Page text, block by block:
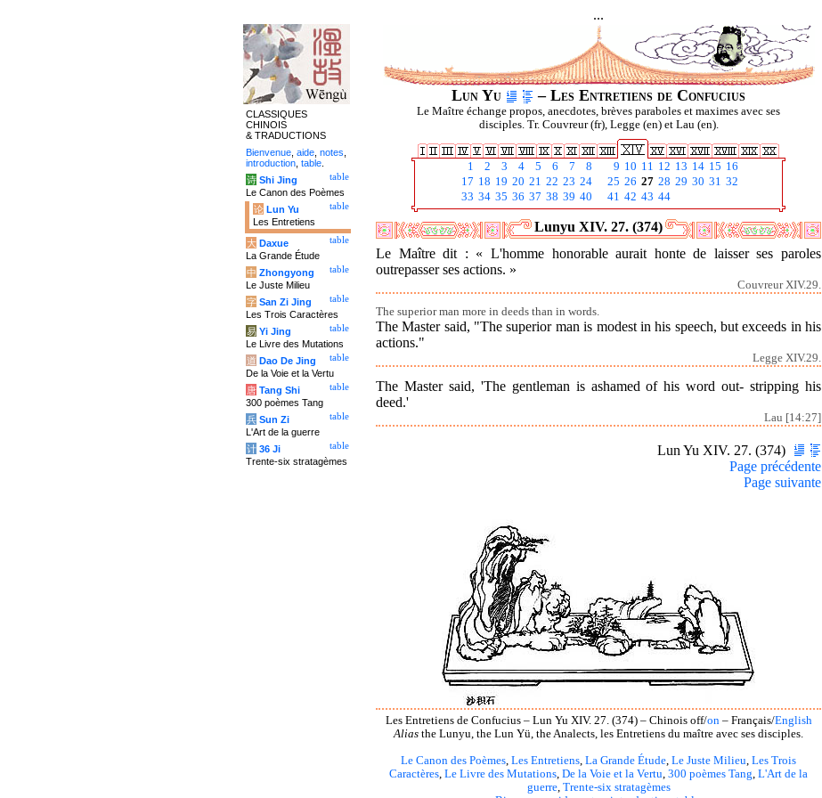
...
Lun Yu – Les Entretiens de Confucius
Le Maître échange propos, anecdotes, brèves paraboles et maximes avec ses
disciples. Tr. Couvreur (fr), Legge (en) et Lau (en).
1 2 3 4 5 6 7 8 9 10 11 12 13 14 15 16
17 18 19 20 21 22 23 24 25 26 27 28 29 30 31 32
33 34 35 36 37 38 39 40 41 42 43 44
Lunyu XIV. 27. (374)
Le Maître dit : « L'homme honorable aurait honte de laisser ses paroles
outrepasser ses actions. »
Couvreur XIV.29.
The superior man more in deeds than in words.
The Master said, "The superior man is modest in his speech, but exceeds in his
actions."
Legge XIV.29.
The Master said, 'The gentleman is ashamed of his word out- stripping his
deed.'
Lau [14:27]
Lun Yu XIV. 27. (374)
Page précédente
Page suivante
Les Entretiens de Confucius – Lun Yu XIV. 27. (374) – Chinois off/on – Français/English
Alias the Lunyu, the Lun Yü, the Analects, les Entretiens du maître avec ses disciples.
Le Canon des Poèmes Les Entretiens La Grande Étude Le Juste Milieu Les Trois
Caractères Le Livre des Mutations De la Voie et la Vertu 300 poèmes Tang L'Art de la
guerre, Trente-six stratagèmes
CLASSIQUES
CHINOIS
& TRADUCTIONS
Bienvenue aide notes
introduction table
table
诗 Shi Jing
Le Canon des Poèmes
table
论 Lun Yu
Les Entretiens
table
大 Daxue
La Grande Étude
table
中 Zhongyong
Le Juste Milieu
table
字 San Zi Jing
Les Trois Caractères
table
易 Yi Jing
Le Livre des Mutations
table
道 Dao De Jing
De la Voie et la Vertu
table
唐 Tang Shi
300 poèmes Tang
table
兵 Sun Zi
L'Art de la guerre
table
计 36 Ji
Trente-six stratagèmes